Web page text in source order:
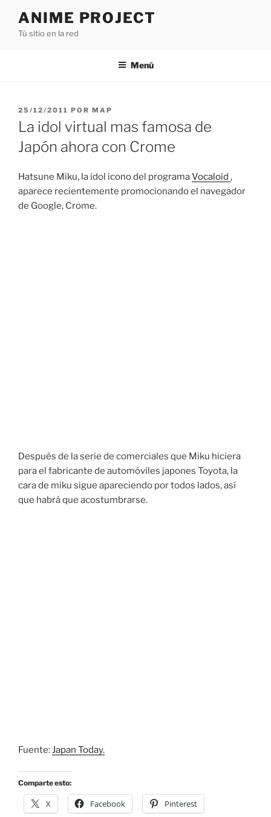
contenido
ANIME PROJECT
Tú sitio en la red
Menú
PUBLICADO
EL
25/12/2011 POR MAP
La idol virtual mas famosa de
Japón ahora con Crome
Hatsune Miku, la idol icono del programaVocaloid ,
aparece recientemente promocionando el navegador
de Google, Crome.
Después de la serie de comerciales que Miku hiciera
para el fabricante de automóviles japones Toyota, la
cara de miku sigue apareciendo por todos lados, así
que habrá que acostumbrarse.
Fuente:Japan Today.
Comparte esto:
X Facebook Pinterest